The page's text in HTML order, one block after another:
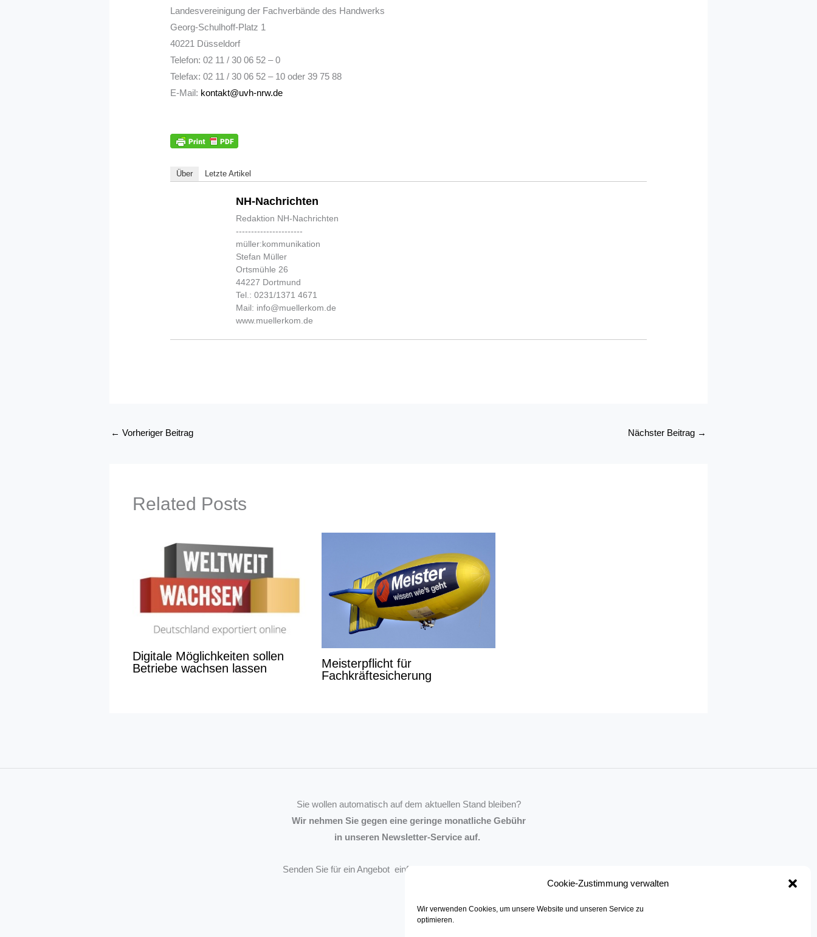
Cookie-Zustimmung verwalten
Wir verwenden Cookies, um unsere Website und unseren Service zu
optimieren.
Landesvereinigung der Fachverbände des Handwerks
Georg-Schulhoff-Platz 1
40221 Düsseldorf
Telefon: 02 11 / 30 06 52 – 0
Telefax: 02 11 / 30 06 52 – 10 oder 39 75 88
E-Mail: kontakt@uvh-nrw.de
Über Letzte Artikel
NH-Nachrichten
Redaktion NH-Nachrichten
----------------------
müller:kommunikation
Stefan Müller
Ortsmühle 26
44227 Dortmund
Tel.: 0231/1371 4671
Mail: info@muellerkom.de
www.muellerkom.de
← Vorheriger Beitrag Nächster Beitrag →
Related Posts
Digitale Möglichkeiten sollen
Betriebe wachsen lassen
Meisterpflicht für
Fachkräftesicherung
Sie wollen automatisch auf dem aktuellen Stand bleiben?
Wir nehmen Sie gegen eine geringe monatliche Gebühr
in unseren Newsletter-Service auf.
Senden Sie für ein Angebot einfach eine